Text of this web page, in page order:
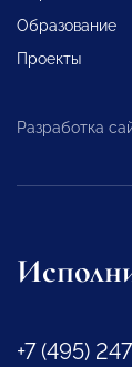
Образование
Проекты
Разработка
+7 (495)